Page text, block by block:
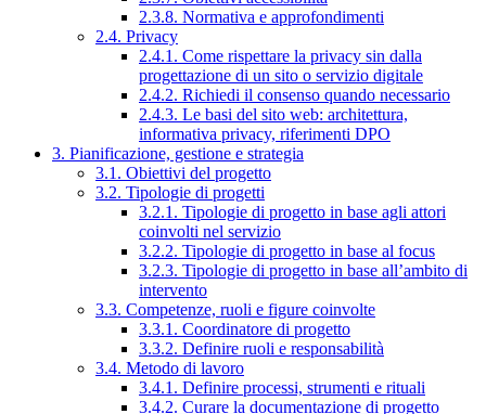
2.3.8. Normativa e approfondimenti
2.4. Privacy
2.4.1. Come rispettare la privacy sin dalla
progettazione di un sito o servizio digitale
2.4.2. Richiedi il consenso quando necessario
2.4.3. Le basi del sito web: architettura,
informativa privacy, riferimenti DPO
3. Pianificazione, gestione e strategia
3.1. Obiettivi del progetto
3.2. Tipologie di progetti
3.2.1. Tipologie di progetto in base agli attori
coinvolti nel servizio
3.2.2. Tipologie di progetto in base al focus
3.2.3. Tipologie di progetto in base all’ambito di
intervento
3.3. Competenze, ruoli e figure coinvolte
3.3.1. Coordinatore di progetto
3.3.2. Definire ruoli e responsabilità
3.4. Metodo di lavoro
3.4.1. Definire processi, strumenti e rituali
3.4.2. Curare la documentazione di progetto